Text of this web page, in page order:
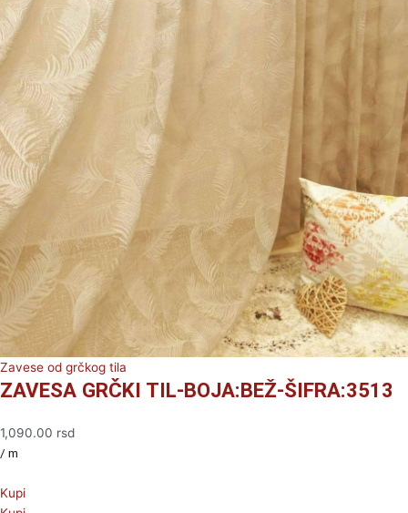
Zavese od grčkog tila
ZAVESA GRČKI TIL-BOJA:BEŽ-ŠIFRA:3513
1,090.00 rsd
/ m
Kupi